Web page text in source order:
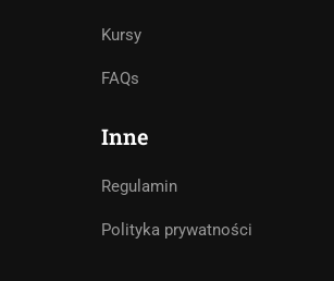
Kursy
FAQs
Inne
Regulamin
Polityka prywatności